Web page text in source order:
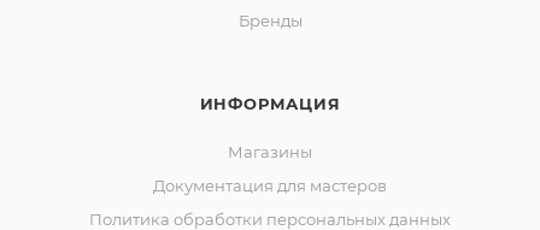
Бренды
ИНФОРМАЦИЯ
Магазины
Документация для мастеров
Политика обработки персональных данных